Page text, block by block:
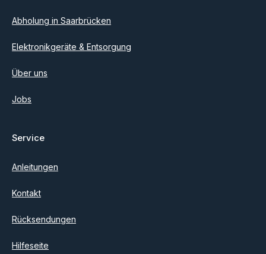
Abholung in Saarbrücken
Elektronikgeräte & Entsorgung
Über uns
Jobs
Service
Anleitungen
Kontakt
Rücksendungen
Hilfeseite